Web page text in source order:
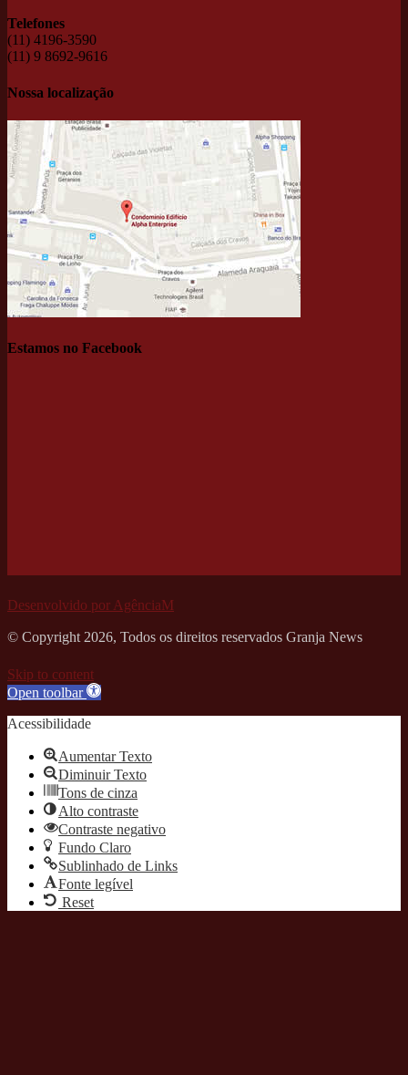
Telefones
(11) 4196-3590
(11) 9 8692-9616
Nossa localização
Estamos no Facebook
Desenvolvido por AgênciaM
© Copyright 2026, Todos os direitos reservados Granja News
Skip to content
Open toolbar
Acessibilidade
Aumentar Texto
Diminuir Texto
Tons de cinza
Alto contraste
Contraste negativo
Fundo Claro
Sublinhado de Links
Fonte legível
Reset